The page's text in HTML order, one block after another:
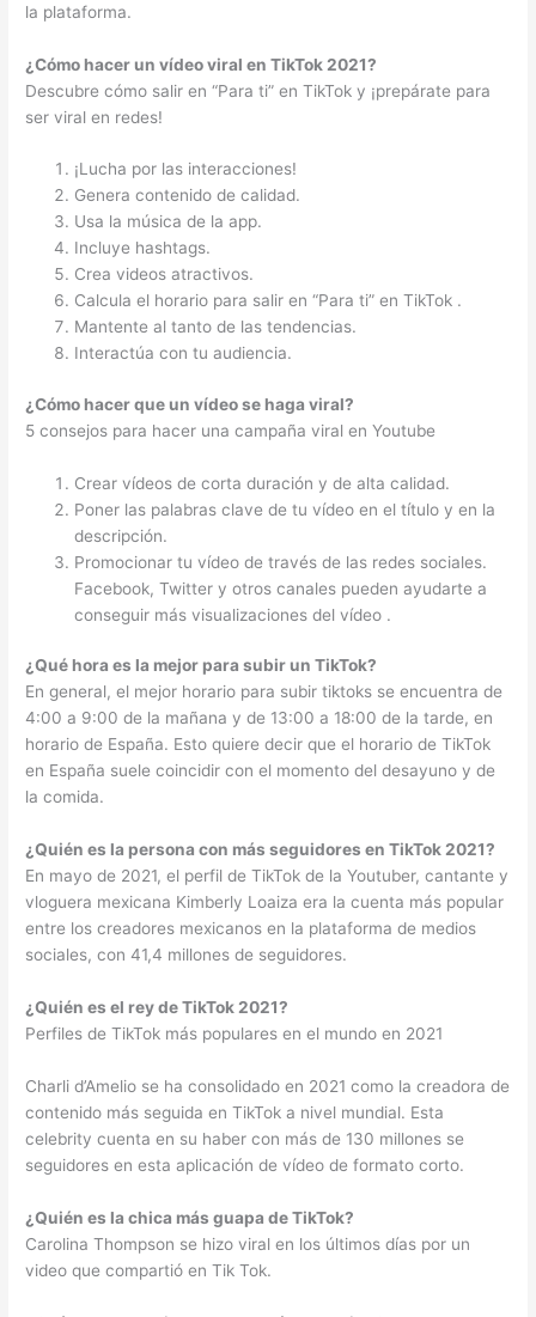
la plataforma.
¿Cómo hacer un vídeo viral en TikTok 2021?
Descubre cómo salir en “Para ti” en TikTok y ¡prepárate para
ser viral en redes!
¡Lucha por las interacciones!
Genera contenido de calidad.
Usa la música de la app.
Incluye hashtags.
Crea videos atractivos.
Calcula el horario para salir en “Para ti” en TikTok .
Mantente al tanto de las tendencias.
Interactúa con tu audiencia.
¿Cómo hacer que un vídeo se haga viral?
5 consejos para hacer una campaña viral en Youtube
Crear vídeos de corta duración y de alta calidad.
Poner las palabras clave de tu vídeo en el título y en la
descripción.
Promocionar tu vídeo de través de las redes sociales.
Facebook, Twitter y otros canales pueden ayudarte a
conseguir más visualizaciones del vídeo .
¿Qué hora es la mejor para subir un TikTok?
En general, el mejor horario para subir tiktoks se encuentra de
4:00 a 9:00 de la mañana y de 13:00 a 18:00 de la tarde, en
horario de España. Esto quiere decir que el horario de TikTok
en España suele coincidir con el momento del desayuno y de
la comida.
¿Quién es la persona con más seguidores en TikTok 2021?
En mayo de 2021, el perfil de TikTok de la Youtuber, cantante y
vloguera mexicana Kimberly Loaiza era la cuenta más popular
entre los creadores mexicanos en la plataforma de medios
sociales, con 41,4 millones de seguidores.
¿Quién es el rey de TikTok 2021?
Perfiles de TikTok más populares en el mundo en 2021
Charli d’Amelio se ha consolidado en 2021 como la creadora de
contenido más seguida en TikTok a nivel mundial. Esta
celebrity cuenta en su haber con más de 130 millones se
seguidores en esta aplicación de vídeo de formato corto.
¿Quién es la chica más guapa de TikTok?
Carolina Thompson se hizo viral en los últimos días por un
video que compartió en Tik Tok.